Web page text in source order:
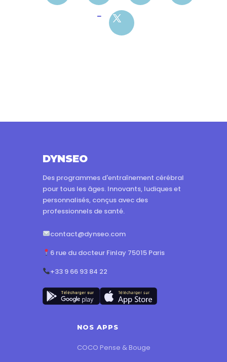
DYNSEO
Des programmes d'entraînement cérébral
pour tous les âges. Innovants, ludiques et
personnalisés, conçus avec des
professionnels de santé.
contact@dynseo.com
6 rue du docteur Finlay 75015 Paris
+33 9 66 93 84 22
NOS APPS
COCO Pense & Bouge